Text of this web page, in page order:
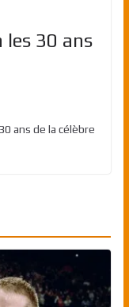
les 30 ans
ans de la célèbre